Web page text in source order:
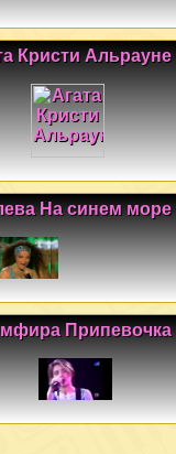
Кристи Альрауне
На синем море
Припевочка